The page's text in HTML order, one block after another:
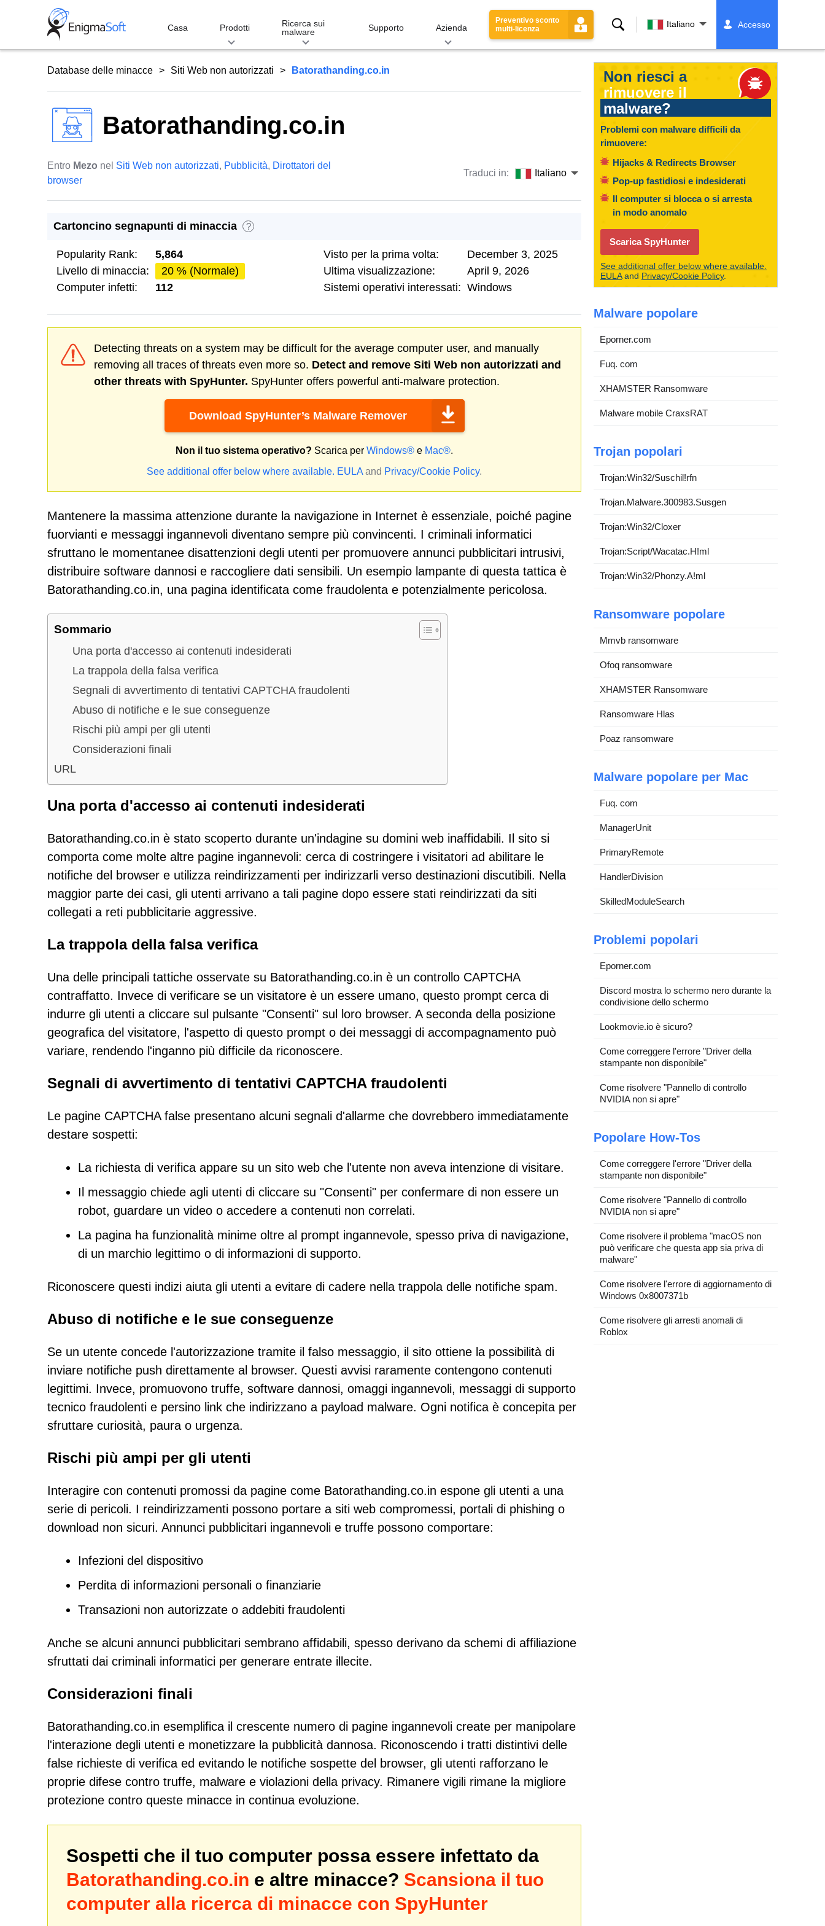
Casa Prodotti
Ricerca sui
malware
Supporto Azienda
Preventivo sconto
multi-licenza
Ricerca Italiano Accesso
Database delle minacce Siti Web non autorizzati Batorathanding.co.in
Batorathanding.co.in
Entro Mezo nel Siti Web non autorizzati, Pubblicità, Dirottatori del
browser
Traduci in: Italiano
Cartoncino segnapunti di minaccia ?
Popularity Rank:
5,864
Livello di minaccia:
20 % (Normale)
Computer infetti:
112
Visto per la prima volta:
December 3, 2025
Ultima visualizzazione:
April 9, 2026
Sistemi operativi interessati: Windows
Detecting threats on a system may be difficult for the average computer user, and manually
removing all traces of threats even more so. Detect and remove Siti Web non autorizzati and
other threats with SpyHunter. SpyHunter offers powerful anti-malware protection.
Download SpyHunter’s Malware Remover
Non il tuo sistema operativo? Scarica per Windows® e Mac®.
See additional offer below where available. EULA and Privacy/Cookie Policy.
Mantenere la massima attenzione durante la navigazione in Internet è essenziale, poiché pagine
fuorvianti e messaggi ingannevoli diventano sempre più convincenti. I criminali informatici
sfruttano le momentanee disattenzioni degli utenti per promuovere annunci pubblicitari intrusivi,
distribuire software dannosi e raccogliere dati sensibili. Un esempio lampante di questa tattica è
Batorathanding.co.in, una pagina identificata come fraudolenta e potenzialmente pericolosa.
Sommario
Una porta d'accesso ai contenuti indesiderati
La trappola della falsa verifica
Segnali di avvertimento di tentativi CAPTCHA fraudolenti
Abuso di notifiche e le sue conseguenze
Rischi più ampi per gli utenti
Considerazioni finali
URL
Una porta d'accesso ai contenuti indesiderati
Batorathanding.co.in è stato scoperto durante un'indagine su domini web inaffidabili. Il sito si
comporta come molte altre pagine ingannevoli: cerca di costringere i visitatori ad abilitare le
notifiche del browser e utilizza reindirizzamenti per indirizzarli verso destinazioni discutibili. Nella
maggior parte dei casi, gli utenti arrivano a tali pagine dopo essere stati reindirizzati da siti
collegati a reti pubblicitarie aggressive.
La trappola della falsa verifica
Una delle principali tattiche osservate su Batorathanding.co.in è un controllo CAPTCHA
contraffatto. Invece di verificare se un visitatore è un essere umano, questo prompt cerca di
indurre gli utenti a cliccare sul pulsante "Consenti" sul loro browser. A seconda della posizione
geografica del visitatore, l'aspetto di questo prompt o dei messaggi di accompagnamento può
variare, rendendo l'inganno più difficile da riconoscere.
Segnali di avvertimento di tentativi CAPTCHA fraudolenti
Le pagine CAPTCHA false presentano alcuni segnali d'allarme che dovrebbero immediatamente
destare sospetti:
La richiesta di verifica appare su un sito web che l'utente non aveva intenzione di visitare.
Il messaggio chiede agli utenti di cliccare su "Consenti" per confermare di non essere un
robot, guardare un video o accedere a contenuti non correlati.
La pagina ha funzionalità minime oltre al prompt ingannevole, spesso priva di navigazione,
di un marchio legittimo o di informazioni di supporto.
Riconoscere questi indizi aiuta gli utenti a evitare di cadere nella trappola delle notifiche spam.
Abuso di notifiche e le sue conseguenze
Se un utente concede l'autorizzazione tramite il falso messaggio, il sito ottiene la possibilità di
inviare notifiche push direttamente al browser. Questi avvisi raramente contengono contenuti
legittimi. Invece, promuovono truffe, software dannosi, omaggi ingannevoli, messaggi di supporto
tecnico fraudolenti e persino link che indirizzano a payload malware. Ogni notifica è concepita per
sfruttare curiosità, paura o urgenza.
Rischi più ampi per gli utenti
Interagire con contenuti promossi da pagine come Batorathanding.co.in espone gli utenti a una
serie di pericoli. I reindirizzamenti possono portare a siti web compromessi, portali di phishing o
download non sicuri. Annunci pubblicitari ingannevoli e truffe possono comportare:
Infezioni del dispositivo
Perdita di informazioni personali o finanziarie
Transazioni non autorizzate o addebiti fraudolenti
Anche se alcuni annunci pubblicitari sembrano affidabili, spesso derivano da schemi di affiliazione
sfruttati dai criminali informatici per generare entrate illecite.
Considerazioni finali
Batorathanding.co.in esemplifica il crescente numero di pagine ingannevoli create per manipolare
l'interazione degli utenti e monetizzare la pubblicità dannosa. Riconoscendo i tratti distintivi delle
false richieste di verifica ed evitando le notifiche sospette del browser, gli utenti rafforzano le
proprie difese contro truffe, malware e violazioni della privacy. Rimanere vigili rimane la migliore
protezione contro queste minacce in continua evoluzione.
Sospetti che il tuo computer possa essere infettato da
Batorathanding.co.in e altre minacce? Scansiona il tuo
computer alla ricerca di minacce con SpyHunter
Non riesci a
rimuovere il
malware?
Problemi con malware difficili da
rimuovere:
Hijacks & Redirects Browser
Pop-up fastidiosi e indesiderati
Il computer si blocca o si arresta
in modo anomalo
Scarica SpyHunter
See additional offer below where available.
EULAand Privacy/Cookie Policy.
Malware popolare
Eporner.com
Fuq. com
XHAMSTER Ransomware
Malware mobile CraxsRAT
Trojan popolari
Trojan:Win32/Suschil!rfn
Trojan.Malware.300983.Susgen
Trojan:Win32/Cloxer
Trojan:Script/Wacatac.H!ml
Trojan:Win32/Phonzy.A!ml
Ransomware popolare
Mmvb ransomware
Ofoq ransomware
XHAMSTER Ransomware
Ransomware Hlas
Poaz ransomware
Malware popolare per Mac
Fuq. com
ManagerUnit
PrimaryRemote
HandlerDivision
SkilledModuleSearch
Problemi popolari
Eporner.com
Discord mostra lo schermo nero durante la
condivisione dello schermo
Lookmovie.io è sicuro?
Come correggere l'errore "Driver della
stampante non disponibile"
Come risolvere "Pannello di controllo
NVIDIA non si apre"
Popolare How-Tos
Come correggere l'errore "Driver della
stampante non disponibile"
Come risolvere "Pannello di controllo
NVIDIA non si apre"
Come risolvere il problema "macOS non
può verificare che questa app sia priva di
malware"
Come risolvere l'errore di aggiornamento di
Windows 0x8007371b
Come risolvere gli arresti anomali di
Roblox